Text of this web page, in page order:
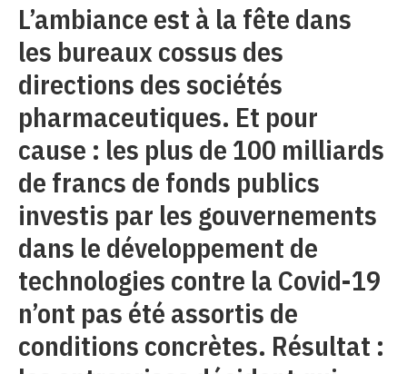
L’ambiance est à la fête dans
les bureaux cossus des
directions des sociétés
pharmaceutiques. Et pour
cause : les plus de 100 milliards
de francs de fonds publics
investis par les gouvernements
dans le développement de
technologies contre la Covid-19
n’ont pas été assortis de
conditions concrètes. Résultat :